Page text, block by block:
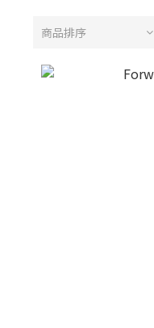
商品排序